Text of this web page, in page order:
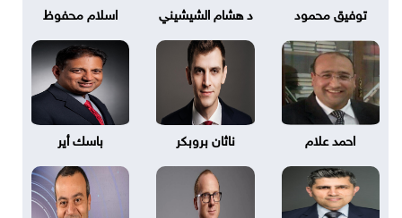
توفيق محمود د هشام الشيشيني اسلام محفوظ
احمد علام ناثان بروبكر باسك أير